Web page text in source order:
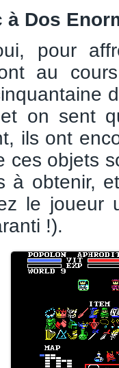
à Dos
pour
au
on sent
ils ont
ces objets
à obtenir,
le joueur
!).